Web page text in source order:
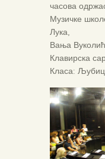
часова
Музичке
Лука,
Вања
Клавирска
Класа: